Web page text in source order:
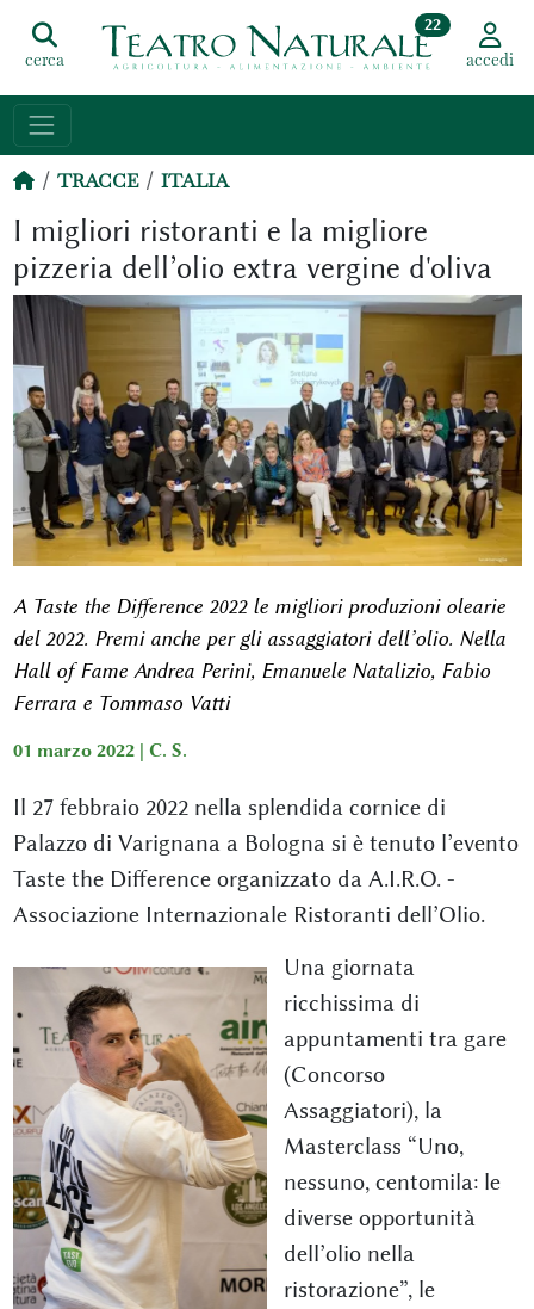
cerca
22
accedi
TRACCE ITALIA
I migliori ristoranti e la migliore
pizzeria dell’olio extra vergine d'oliva
A Taste the Difference 2022 le migliori produzioni olearie
del 2022. Premi anche per gli assaggiatori dell’olio. Nella
Hall of Fame Andrea Perini, Emanuele Natalizio, Fabio
Ferrara e Tommaso Vatti
01 marzo 2022 | C. S.
Il 27 febbraio 2022 nella splendida cornice di
Palazzo di Varignana a Bologna si è tenuto l’evento
Taste the Difference organizzato da A.I.R.O. -
Associazione Internazionale Ristoranti dell’Olio.
Una giornata
ricchissima di
appuntamenti tra gare
(Concorso
Assaggiatori), la
Masterclass “Uno,
nessuno, centomila: le
diverse opportunità
dell’olio nella
ristorazione”, le